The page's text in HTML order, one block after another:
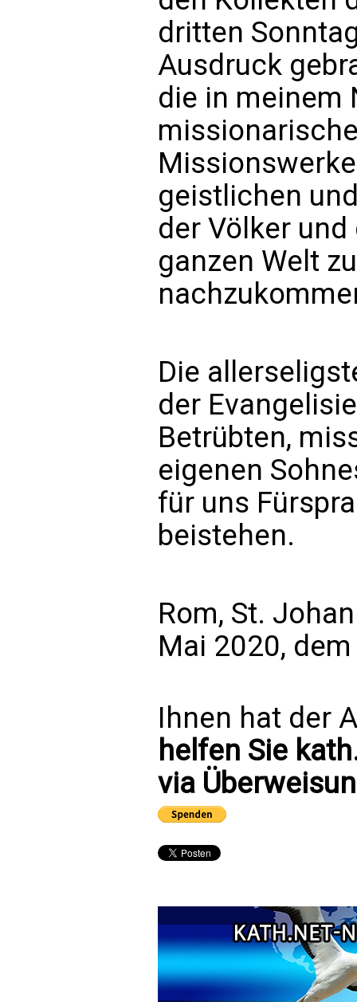
dritten
Ausdruck
die in meinem
geistlichen
der Völker
ganzen Welt
Die
der
Betrübten,
eigenen
für uns
beistehen.
Rom, St.
Mai 2020,
Ihnen hat der
helfen Sie
via